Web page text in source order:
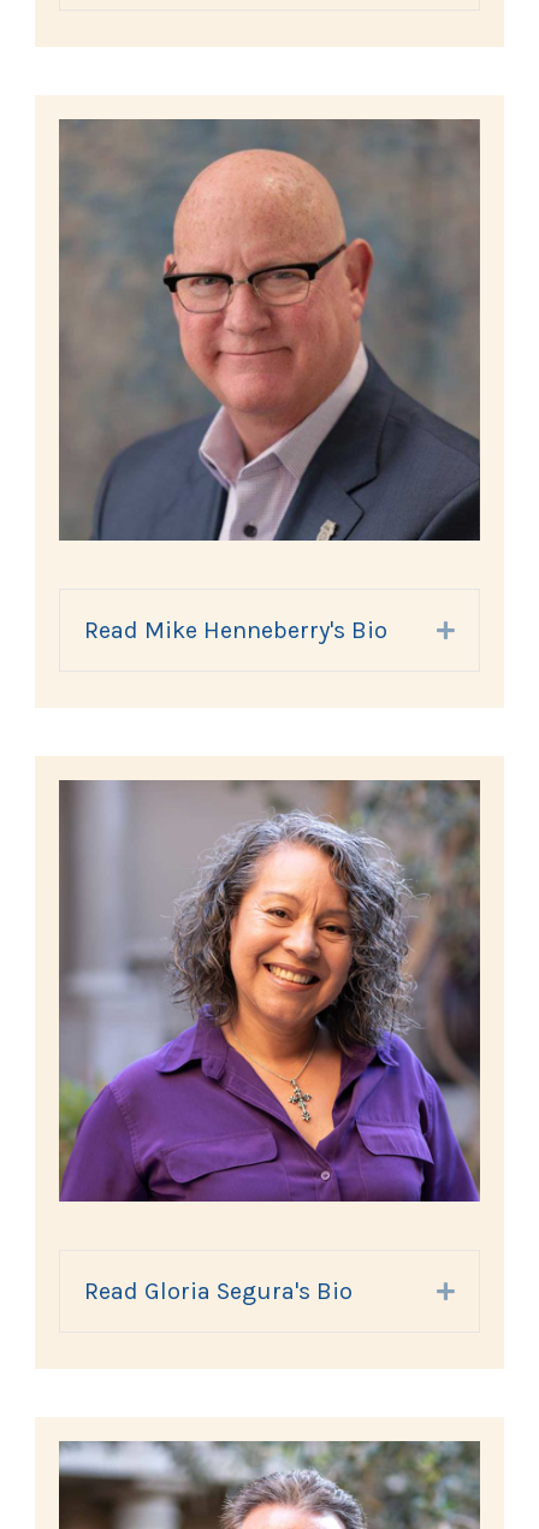
Read Mike Henneberry's Bio Expand
Read Gloria Segura's Bio Expand